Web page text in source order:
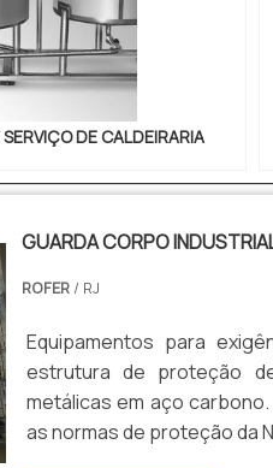
secadores de grãos e
uma empresa
segurança,
alta qualidade onde
apoio. Todos esses
excelência de ponta a
DE CALDEIRARIA
GUARDA CORPO
ROFER/ RJ
Equipamentos para
estrutura de proteção
metálicas em aço
as normas de proteção da